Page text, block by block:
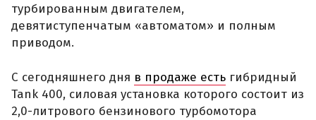
турбированным двигателем,
девятиступенчатым «автоматом» и полным
приводом.
С сегодняшнего дня в продаже есть гибридный
Tank 400, силовая установка которого состоит из
2,0-литрового бензинового турбомотора